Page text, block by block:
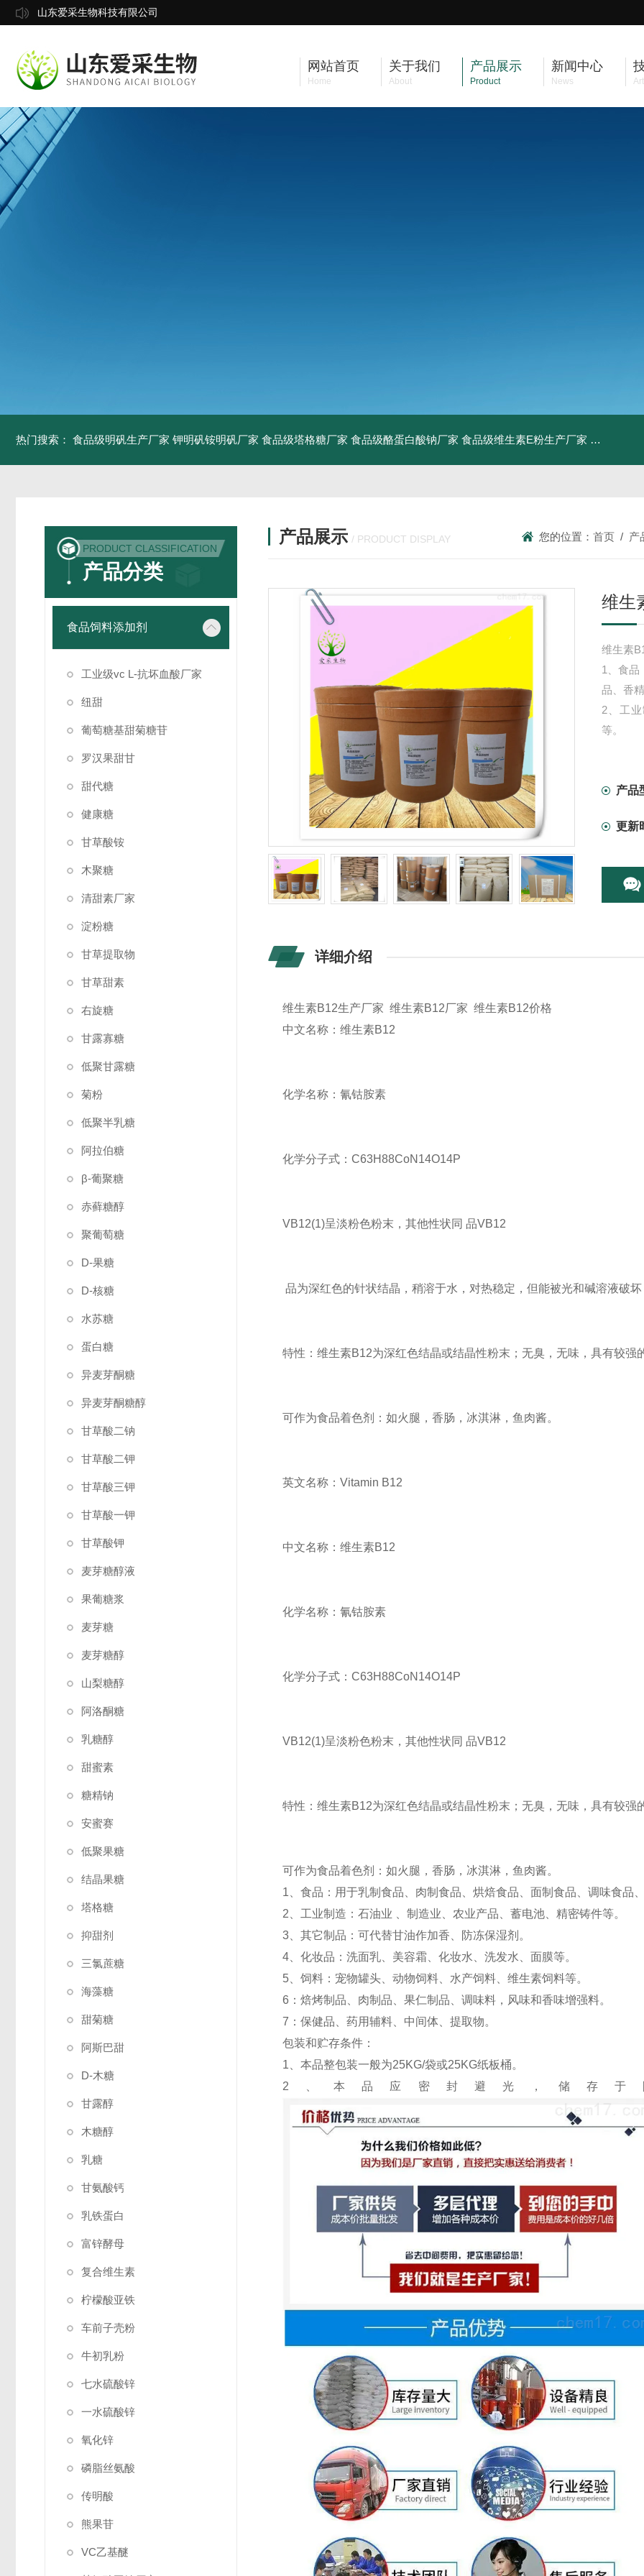
山东爱采生物科技有限公司
网站首页
Home
关于我们
About
产品展示
Product
新闻中心
News
热门搜索： 食品级明矾生产厂家 钾明矾铵明矾厂家 食品级塔格糖厂家 食品级酪蛋白酸钠厂家 食品级维生素E粉生产厂家 食品级牛
PRODUCT CLASSIFICATION
产品分类
食品饲料添加剂
工业级vc L-抗坏血酸厂家
纽甜
葡萄糖基甜菊糖苷
罗汉果甜甘
甜代糖
健康糖
甘草酸铵
木聚糖
清甜素厂家
淀粉糖
甘草提取物
甘草甜素
右旋糖
甘露寡糖
低聚甘露糖
菊粉
低聚半乳糖
阿拉伯糖
β-葡聚糖
赤藓糖醇
聚葡萄糖
D-果糖
D-核糖
水苏糖
蛋白糖
异麦芽酮糖
异麦芽酮糖醇
甘草酸二钠
甘草酸二钾
甘草酸三钾
甘草酸一钾
甘草酸钾
麦芽糖醇液
果葡糖浆
麦芽糖
麦芽糖醇
山梨糖醇
阿洛酮糖
乳糖醇
甜蜜素
糖精钠
安蜜赛
低聚果糖
结晶果糖
塔格糖
抑甜剂
三氯蔗糖
海藻糖
甜菊糖
阿斯巴甜
D-木糖
甘露醇
木糖醇
乳糖
甘氨酸钙
乳铁蛋白
富锌酵母
复合维生素
柠檬酸亚铁
车前子壳粉
牛初乳粉
七水硫酸锌
一水硫酸锌
氧化锌
磷脂丝氨酸
传明酸
熊果苷
VC乙基醚
产品展示 / PRODUCT DISPLAY 您的位置： 首页 / 产
维生
维生素
1、食品
品、香精
2、工
等。
5、饲料
产品
更新
详细介绍
维生素B12生产厂家 维生素B12厂家 维生素B12价格
中文名称：维生素B12
化学名称：氰钴胺素
化学分子式：C63H88CoN14O14P
VB12(1)呈淡粉色粉末，其他性状同 品VB12
品为深红色的针状结晶，稍溶于水，对热稳定，但能被光和碱溶液破坏
特性：维生素B12为深红色结晶或结晶性粉末；无臭，无味，具有较强
可作为食品着色剂：如火腿，香肠，冰淇淋，鱼肉酱。
英文名称：Vitamin B12
中文名称：维生素B12
化学名称：氰钴胺素
化学分子式：C63H88CoN14O14P
VB12(1)呈淡粉色粉末，其他性状同 品VB12
特性：维生素B12为深红色结晶或结晶性粉末；无臭，无味，具有较强
可作为食品着色剂：如火腿，香肠，冰淇淋，鱼肉酱。
1、食品：用于乳制食品、肉制食品、烘焙食品、面制食品、调味食品、
2、工业制造：石油业 、制造业、农业产品、蓄电池、精密铸件等。
3、其它制品：可代替甘油作加香、防冻保湿剂。
4、化妆品：洗面乳、美容霜、化妆水、洗发水、面膜等。
5、饲料：宠物罐头、动物饲料、水产饲料、维生素饲料等。
6：焙烤制品、肉制品、果仁制品、调味料，风味和香味增强料。
7：保健品、药用辅料、中间体、提取物。
包装和贮存条件：
1、本品整包装一般为25KG/袋或25KG纸板桶。
2、本品应密封避光，储存于